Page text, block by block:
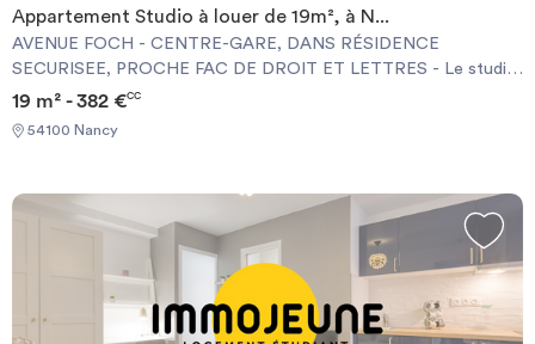
Appartement Studio à louer de 19m², à N...
AVENUE FOCH - CENTRE-GARE, DANS RÉSIDENCE
SECURISEE, PROCHE FAC DE DROIT ET LETTRES - Le studio
est intégralement meublé - Le studio est composé d'une entrée
avec placard, d'une salle de bains, d'une pièce principale conviviale
avec un coin-cuisine. Le chauffage est individuel électrique. le
charges ! “Les informations sur les risques auxquels ce bien est
exposé sont disponibles sur le site Géorisques
: géorisques.gouv.fr/” Quartier Centre ville
19 m² - 382 €CC
54100 Nancy